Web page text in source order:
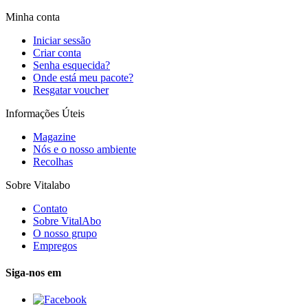
Minha conta
Iniciar sessão
Criar conta
Senha esquecida?
Onde está meu pacote?
Resgatar voucher
Informações Úteis
Magazine
Nós e o nosso ambiente
Recolhas
Sobre Vitalabo
Contato
Sobre VitalAbo
O nosso grupo
Empregos
Siga-nos em